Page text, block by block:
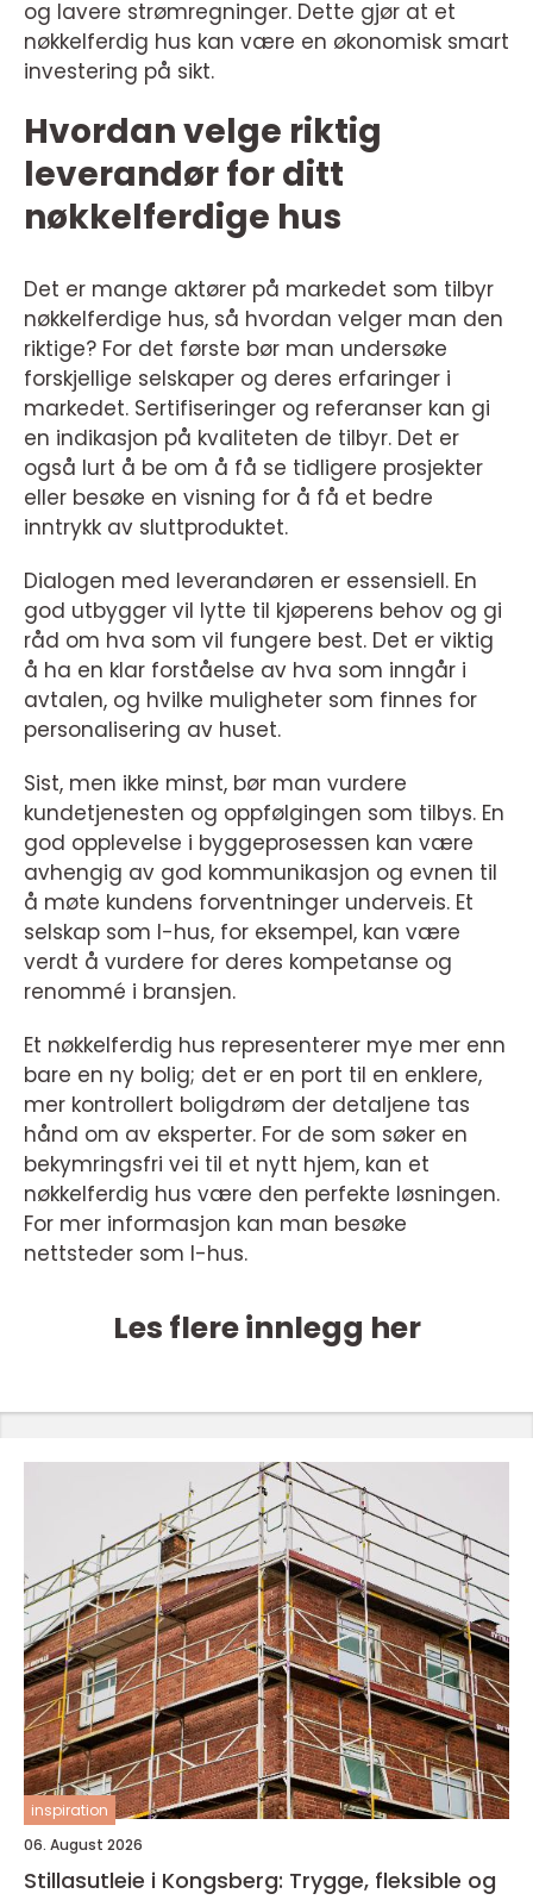
og lavere strømregninger. Dette gjør at et
nøkkelferdig hus kan være en økonomisk smart
investering på sikt.
Hvordan velge riktig
leverandør for ditt
nøkkelferdige hus
Det er mange aktører på markedet som tilbyr
nøkkelferdige hus, så hvordan velger man den
riktige? For det første bør man undersøke
forskjellige selskaper og deres erfaringer i
markedet. Sertifiseringer og referanser kan gi
en indikasjon på kvaliteten de tilbyr. Det er
også lurt å be om å få se tidligere prosjekter
eller besøke en visning for å få et bedre
inntrykk av sluttproduktet.
Dialogen med leverandøren er essensiell. En
god utbygger vil lytte til kjøperens behov og gi
råd om hva som vil fungere best. Det er viktig
å ha en klar forståelse av hva som inngår i
avtalen, og hvilke muligheter som finnes for
personalisering av huset.
Sist, men ikke minst, bør man vurdere
kundetjenesten og oppfølgingen som tilbys. En
god opplevelse i byggeprosessen kan være
avhengig av god kommunikasjon og evnen til
å møte kundens forventninger underveis. Et
selskap som I-hus, for eksempel, kan være
verdt å vurdere for deres kompetanse og
renommé i bransjen.
Et nøkkelferdig hus representerer mye mer enn
bare en ny bolig; det er en port til en enklere,
mer kontrollert boligdrøm der detaljene tas
hånd om av eksperter. For de som søker en
bekymringsfri vei til et nytt hjem, kan et
nøkkelferdig hus være den perfekte løsningen.
For mer informasjon kan man besøke
nettsteder som I-hus.
Les flere innlegg her
inspiration
06. August 2026
Stillasutleie i Kongsberg: Trygge, fleksible og